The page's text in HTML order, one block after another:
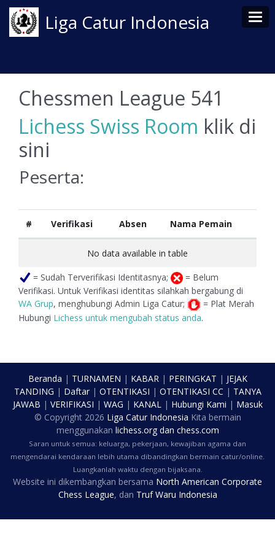
Liga Catur Indonesia
Chessmen League 541
Lichess Swiss Room klik di
sini
Peserta:
# Verifikasi Absen Nama Pemain
No data available in table
= Sudah Terverifikasi Identitasnya;
= Belum
Verifikasi. Untuk Verifikasi identitas silahkah bergabung di
WA Grup, menghubungi Admin Liga Catur;
= Plat Merah
Hubungi Lichess untuk mengubah status anda.
Beranda | TURNAMEN | KABAR| PERINGKAT | JEJAK
TANDING | Daftar| OTENTIKASI | OTENTIKASI CC | TANYA
JAWAB | VERIFIKASI | WAG | KANAL| Hubungi Kami | Masuk
© Copyright 2026 Liga Catur Indonesia Kita bermain
menggunakan lichess.orgdan chess.com
Saran untuk semua: keluarga, pekerjaan, kewajiban agama dan
mengendarai kendaraan lebih utama dibandingkan bermain catur/online.
Luangkanlah waktu dengan bijaksana.
Website ini dikembangkan bersama North American Corporate
Chess League, dan Truf Waru Indonesia